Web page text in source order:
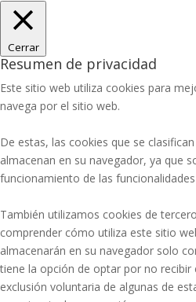
Cerrar
Resumen de privacidad
Este sitio web utiliza cookies para
navega por el sitio web.
De estas, las cookies que se
almacenan en su navegador, ya que
funcionamiento de las
También utilizamos cookies de
comprender cómo utiliza este sitio
almacenarán en su navegador solo
tiene la opción de optar por no recibir
exclusión voluntaria de algunas de